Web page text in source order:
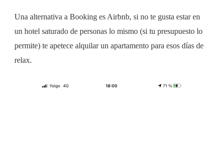
Una alternativa a Booking es Airbnb, si no te gusta estar en
un hotel saturado de personas lo mismo (si tu presupuesto lo
permite) te apetece alquilar un apartamento para esos días de
relax.